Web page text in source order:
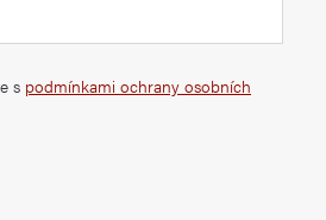
s podmínkami ochrany osobních